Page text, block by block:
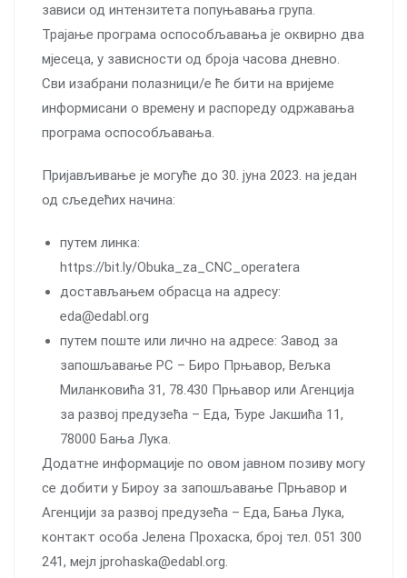
зависи од интензитета попуњавања група.
Трајање програма оспособљавања је оквирно два
мјесеца, у зависности од броја часова дневно.
Сви изабрани полазници/е ће бити на вријеме
информисани о времену и распореду одржавања
програма оспособљавања.
Пријављивање је могуће до 30. јуна 2023. на један
од сљедећих начина:
путем линка:
https://bit.ly/Obuka_za_CNC_operatera
достављањем обрасца на адресу:
eda@edabl.org
путем поште или лично на адресе: Завод за
запошљавање РС – Биро Прњавор, Вељка
Миланковића 31, 78.430 Прњавор или Агенција
за развој предузећа – Еда, Ђуре Јакшића 11,
78000 Бања Лука.
Додатне информације по овом јавном позиву могу
се добити у Бироу за запошљавање Прњавор и
Агенцији за развој предузећа – Еда, Бања Лука,
контакт особа Јелена Прохаска, број тел. 051 300
241, мејл jprohaska@edabl.org.